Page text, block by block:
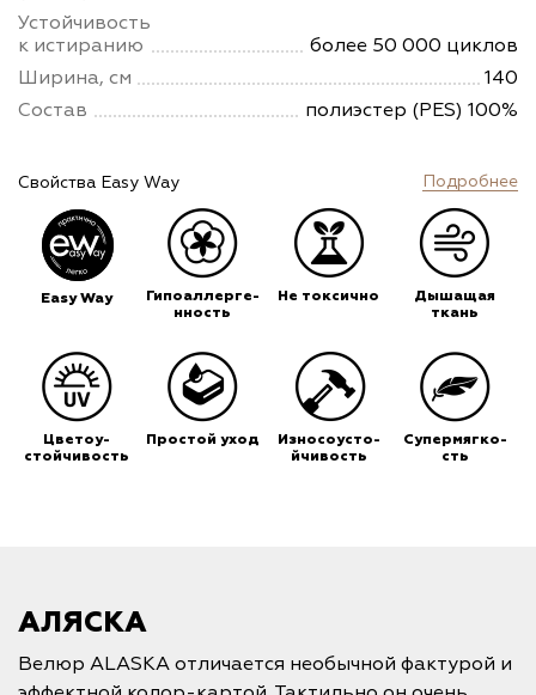
Устойчивость
к истиранию
более 50 000 циклов
Ширина, см
140
Состав
полиэстер (PES) 100%
Свойства Easy Way Подробнее
Easy Way
Гипоаллерге-
нность
Не токсично
Дышащая
ткань
Цветоу-
стойчивость
Простой уход
Износоусто-
йчивость
Супермягко-
сть
АЛЯСКА
Велюр ALASKA отличается необычной фактурой и